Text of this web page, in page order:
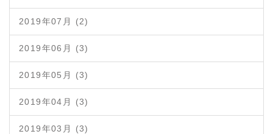
2019年07月 (2)
2019年06月 (3)
2019年05月 (3)
2019年04月 (3)
2019年03月 (3)